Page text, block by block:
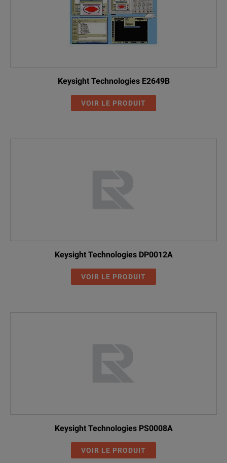
Keysight Technologies E2649B
VOIR LE PRODUIT
Keysight Technologies DP0012A
VOIR LE PRODUIT
Keysight Technologies PS0008A
VOIR LE PRODUIT